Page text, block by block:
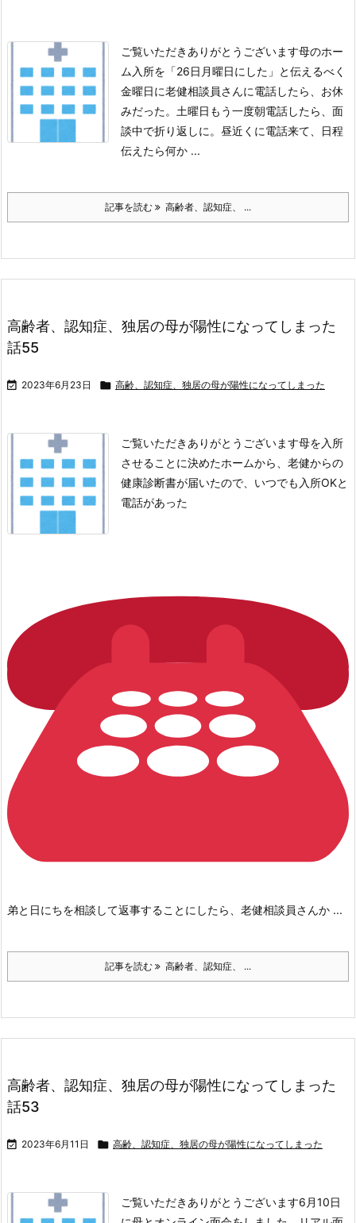
ご覧いただきありがとうございます母のホー
ム入所を「26日月曜日にした」と伝えるべく
金曜日に老健相談員さんに電話したら、お休
みだった。 土曜日もう一度朝電話したら、面
談中で折り返しに。 昼近くに電話来て、日程
伝えたら何か ...
記事を読む 高齢者、認知症、 ...
高齢者、認知症、独居の母が陽性になってしまった
話55
 2023年6月23日  高齢、認知症、独居の母が陽性になってしまった
ご覧いただきありがとうございます母を入所
させることに決めたホームから、老健からの
健康診断書が届いたので、いつでも入所OKと
電話があった
弟と日にちを相談して返事することにしたら、老健相談員さんか ...
記事を読む 高齢者、認知症、 ...
高齢者、認知症、独居の母が陽性になってしまった
話53
 2023年6月11日  高齢、認知症、独居の母が陽性になってしまった
ご覧いただきありがとうございます6月10日